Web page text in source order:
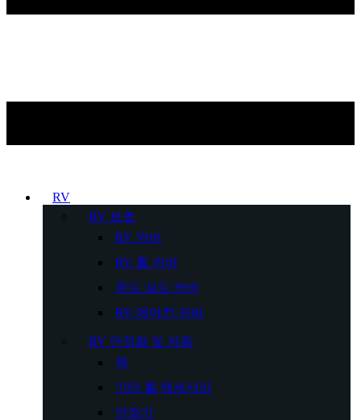
RV
RV 보호
RV 커버
RV 휠 커버
윈드 실드 커버
RV 에어컨 커버
RV 안정화 및 자동
잭
기타 휠 액세서리
안정기